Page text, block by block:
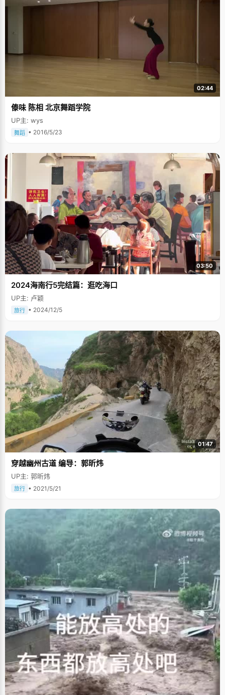
02:44
傣味 陈相 北京舞蹈学院
UP主: wys
舞蹈 • 2016/5/23
03:50
2024海南行5完结篇：逛吃海口
UP主: 卢颖
旅行 • 2024/12/5
01:47
穿越幽州古道 编导：郭昕炜
UP主: 郭昕炜
旅行 • 2021/5/21